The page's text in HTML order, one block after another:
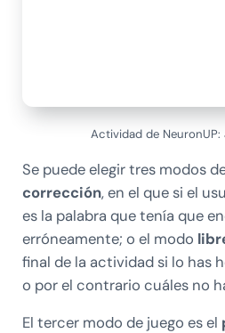
Actividad de NeuronUP:
Se puede elegir tres modos
corrección, en el que si el
es la palabra que tenía que
erróneamente; o el modo
final de la actividad si lo has
o por el contrario cuáles no
El tercer modo de juego es el